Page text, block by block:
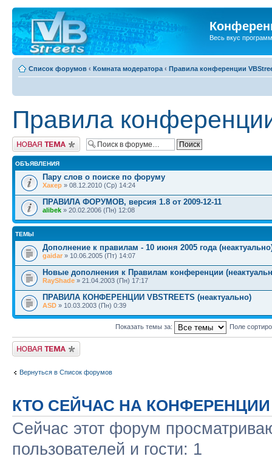
Весь вкус
Список форумов ‹ Комната модератора ‹ Правила конференции
Правила
Новая тема
ОБЪЯВЛЕНИЯ
Пару слов о поиске по форуму
Хакер » 08.12.2010 (Ср) 14:24
ПРАВИЛА ФОРУМОВ, версия 1.8 от 2009-12-11
alibek » 20.02.2006 (Пн) 12:08
ТЕМЫ
Дополнение к правилам - 10 июня 2005 года
gaidar » 10.06.2005 (Пт) 14:07
Новые дополнения к Правилам конференции
RayShade » 21.04.2003 (Пн) 17:17
ПРАВИЛА КОНФЕРЕНЦИИ VBSTREETS (неактуально)
ASD » 10.03.2003 (Пн) 0:39
Показать темы за: Поле
Новая тема
Вернуться в Список форумов
КТО СЕЙЧАС НА КОНФЕРЕНЦИИ
Сейчас этот форум
пользователей и гости: 1